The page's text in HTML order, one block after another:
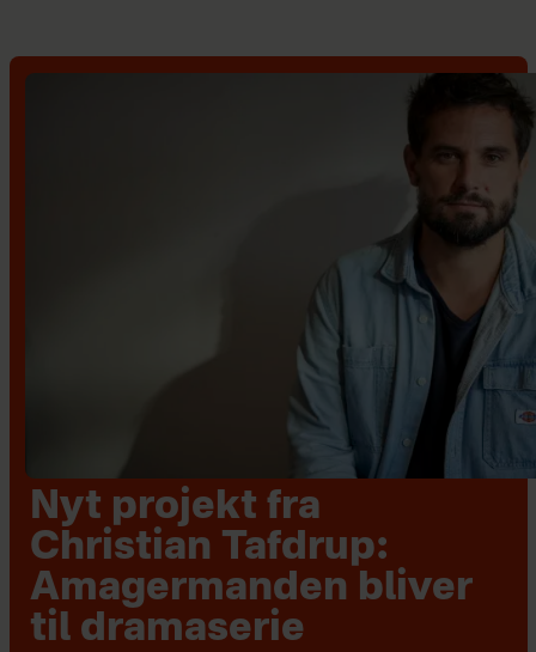
Nyt projekt fra
Christian Tafdrup:
Amagermanden bliver
til dramaserie